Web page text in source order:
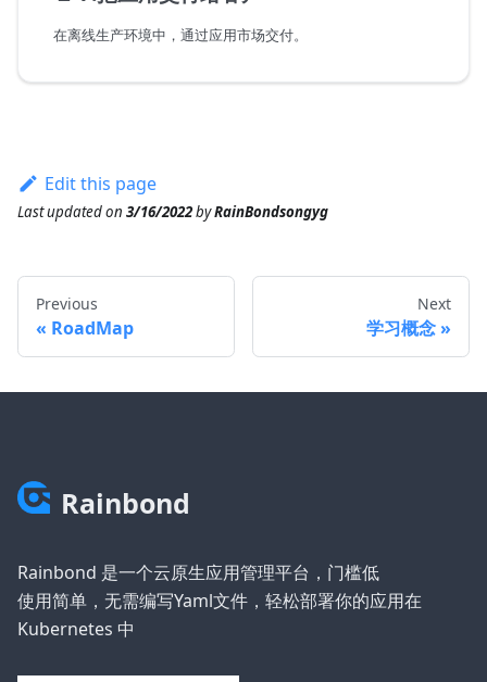
在离线生产环境中，通过应用市场交付。
Edit this page
Last updatedon 3/16/2022byRainBondsongyg
Previous
RoadMap
Next
学习概念
Rainbond
Rainbond 是一个云原生应用管理平台，门槛低
使用简单，无需编写Yaml文件，轻松部署你的应用在
Kubernetes 中